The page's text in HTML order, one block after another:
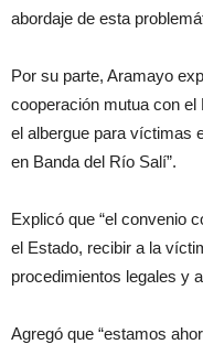
abordaje de esta
Por su parte, Aramayo
cooperación mutua con el
el albergue para víctimas
en Banda del Río Salí”.
Explicó que “el convenio
el Estado, recibir a la
procedimientos legales y
Agregó que “estamos